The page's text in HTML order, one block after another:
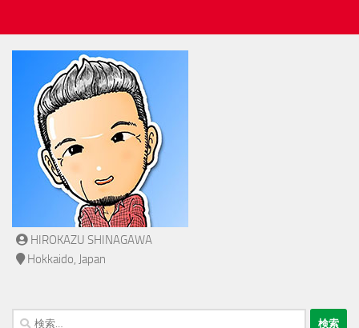
HIROKAZU SHINAGAWA
Hokkaido, Japan
検